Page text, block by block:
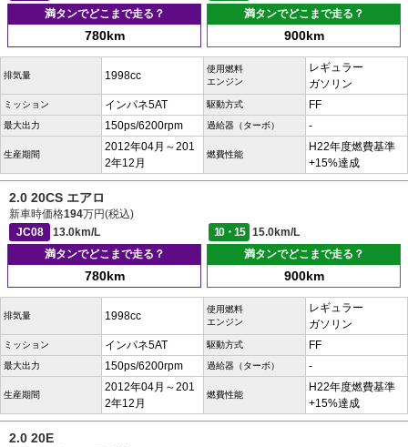
満タンでどこまで走る？
780km
満タンでどこまで走る？
900km
排気量 1998cc
使用燃料
エンジン
レギュラー
ガソリン
ミッション インパネ5AT 駆動方式 FF
最大出力 150ps/6200rpm 過給器（ターボ） -
生産期間
2012年04月～201
2年12月
燃費性能
H22年度燃費基準
+15%達成
2.0 20CS エアロ
新車時価格194万円(税込)
JC08
13.0km/L 10・15
15.0km/L
満タンでどこまで走る？
780km
満タンでどこまで走る？
900km
排気量 1998cc
使用燃料
エンジン
レギュラー
ガソリン
ミッション インパネ5AT 駆動方式 FF
最大出力 150ps/6200rpm 過給器（ターボ） -
生産期間
2012年04月～201
2年12月
燃費性能
H22年度燃費基準
+15%達成
2.0 20E